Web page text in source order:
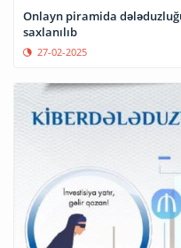
Onlayn piramida
saxlanılıb
27-02-2025